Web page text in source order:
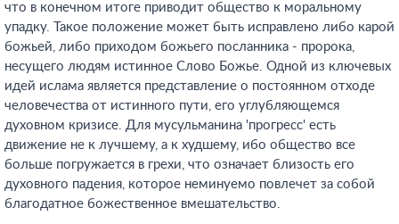
что в конечном итоге приводит общество к моральному
упадку. Такое положение может быть исправлено либо карой
божьей, либо приходом божьего посланника - пророка,
несущего людям истинное Слово Божье. Одной из ключевых
идей ислама является представление о постоянном отходе
человечества от истинного пути, его углубляющемся
духовном кризисе. Для мусульманина 'прогресс' есть
движение не к лучшему, а к худшему, ибо общество все
больше погружается в грехи, что означает близость его
духовного падения, которое неминуемо повлечет за собой
благодатное божественное вмешательство.